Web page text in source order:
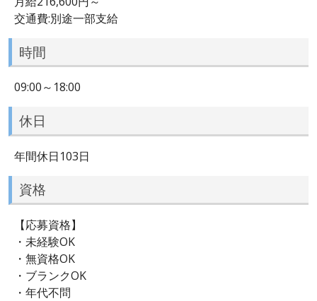
交通費:別途一部支給
時間
09:00～18:00
休日
年間休日103日
資格
【応募資格】
・未経験OK
・無資格OK
・ブランクOK
・年代不問